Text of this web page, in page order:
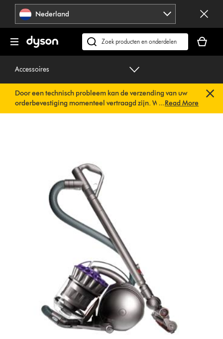
Navigatie
overslaan
Nederland
Zoek
op
is
Accessoires
Door een technisch probleem kan de verzending van uw
orderbevestiging momenteel vertraagd zijn. We werken al
aan een snelle oplossing.U hoeft verder niets te doen. Uw
...Read More